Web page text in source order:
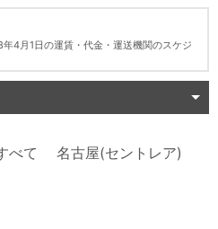
4月1日の運賃・代金・運送機関のスケジ
て 名古屋(セントレア)